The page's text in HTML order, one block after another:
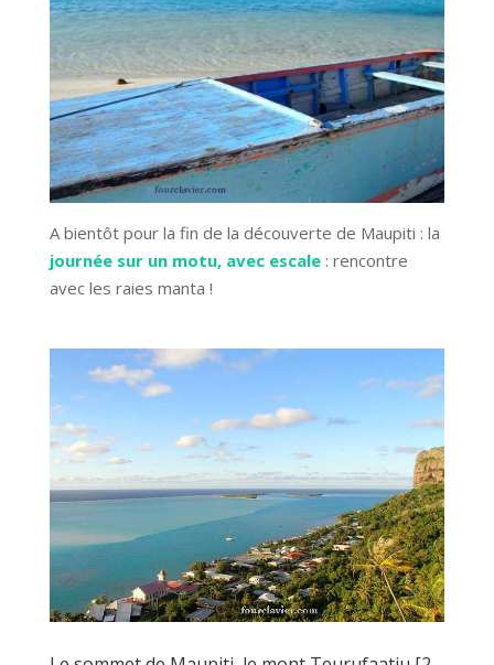
A bientôt pour la fin de la découverte de Maupiti : la
journée sur un motu, avec escale: rencontre
avec les raies manta !